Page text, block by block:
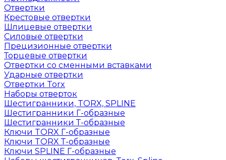
Отвертки
Крестовые отвертки
Шлицевые отвертки
Силовые отвертки
Прецизионные отвертки
Торцевые отвертки
Отвертки со сменными вставками
Ударные отвертки
Отвертки Torx
Наборы отверток
Шестигранники, TORX, SPLINE
Шестигранники Г-образные
Шестигранники Т-образные
Ключи TORX Г-образные
Ключи TORX Т-образные
Ключи SPLINE Г-образные